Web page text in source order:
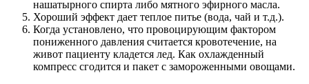
нашатырного спирта либо мятного эфирного масла.
Хороший эффект дает теплое питье (вода, чай и т.д.).
Когда установлено, что провоцирующим фактором
пониженного давления считается кровотечение, на
живот пациенту кладется лед. Как охлажденный
компресс сгодится и пакет с замороженными овощами.